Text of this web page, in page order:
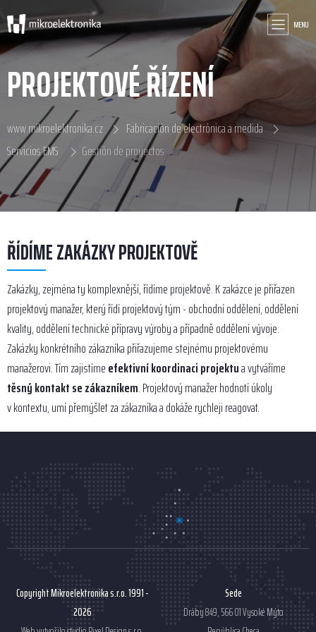
MENU
PROJEKTOVÉ ŘÍZENÍ
www.mikroelektronika.cz
Fabricación de electrónica a medida
Servicios EMS
Gestión de proyectos
ŘÍDÍME ZAKÁZKY PROJEKTOVĚ
Zakázky, zejména ty komplexnější, řídíme projektově. K zakázce je přiřazen
projektový manažer, který řídí projektový tým - obchodní oddělení, oddělení
kvality, oddělení technické přípravy výroby a případně oddělení vývoje.
Zakázky konkrétního zákazníka přiřazujeme stejnému projektovému
manažerovi. Tím zajistímeefektivní koordinaci projektua vytváříme
těsný kontakt se zákazníkem. Projektový manažer hodnotí úkoly
v kontextu, umí přemýšlet za zákazníka a dokáže rychleji reagovat.
Copyright Mikroelektronika s.r.o. 1991 -
2026
Sede
Dráby 849, 566 01 Vysoké Mýto